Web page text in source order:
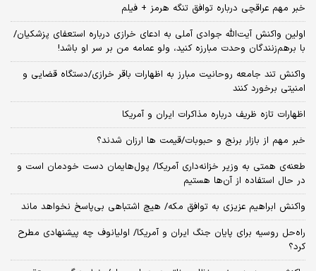
خبر مهم عراقچی درباره توافق تنگه هرمز + فیلم
اولین واکنش آیت‌الله جوادی آملی به ادعای خرازی درباره استعفای پزشکیان/
با برهم‌زنندگان وحدت مبارزه کنید، ولو عمامه من بر سر او باشد!
واکنش تند جامعه روحانیت مبارز به اظهارات باقر خرازی/دستگاه قضایی و
امنیتی برخورد کنند
اظهارات تازه ظریف درباره مذاکرات ایران و آمریکا
خبر مهم از بازار برنج و حبوبات/قیمت ها ارزان شدند؟
طعنه‌ی‌ همتی به وزیر خزانه‌داری آمریکا/ پول‌هایمان دست خودمان است و
در حال استفاده از آن‌ها هستیم
واکنش ابراهیم عزیزی به توافق مکه/ هیچ اشتباهی بی‌پاسخ نخواهد ماند
راه‌حل روسیه برای پایان جنگ ایران و آمریکا/ اولیانوف چه پیشنهادی مطرح
کرد؟